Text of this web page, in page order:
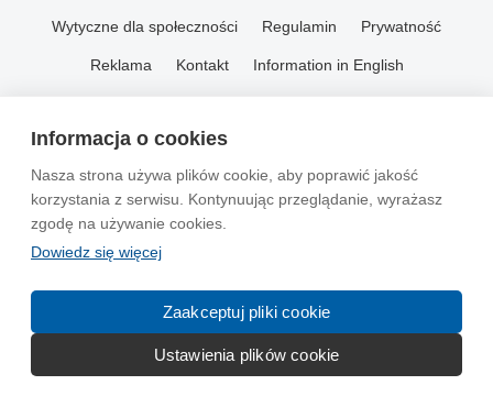
Informacja o cookies
Nasza strona używa plików cookie, aby poprawić jakość
korzystania z serwisu. Kontynuując przeglądanie, wyrażasz
zgodę na używanie cookies.
Dowiedz się więcej
Zaakceptuj pliki cookie
Ustawienia plików cookie
Wytyczne dla społeczności Regulamin Prywatność
Reklama Kontakt Information in English